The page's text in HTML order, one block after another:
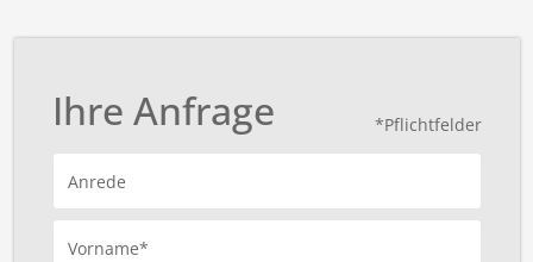
*Pflichtfelder
Ihre Anfrage
Anrede
Vorname*